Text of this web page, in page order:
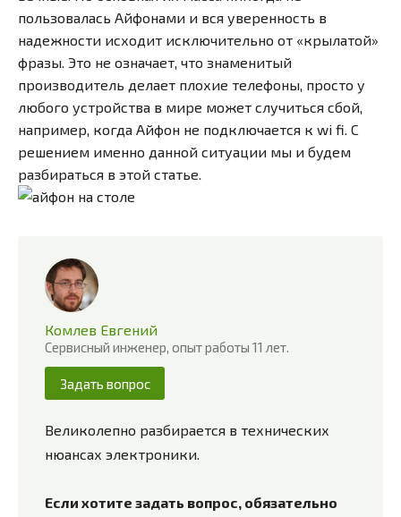
пользовалась Айфонами и вся уверенность в
надежности исходит исключительно от «крылатой»
фразы. Это не означает, что знаменитый
производитель делает плохие телефоны, просто у
любого устройства в мире может случиться сбой,
например, когда Айфон не подключается к wi fi. С
решением именно данной ситуации мы и будем
разбираться в этой статье.
Комлев Евгений
Сервисный инженер, опыт работы 11 лет.
Задать вопрос
Великолепно разбирается в технических
нюансах электроники.
Если хотите задать вопрос, обязательно